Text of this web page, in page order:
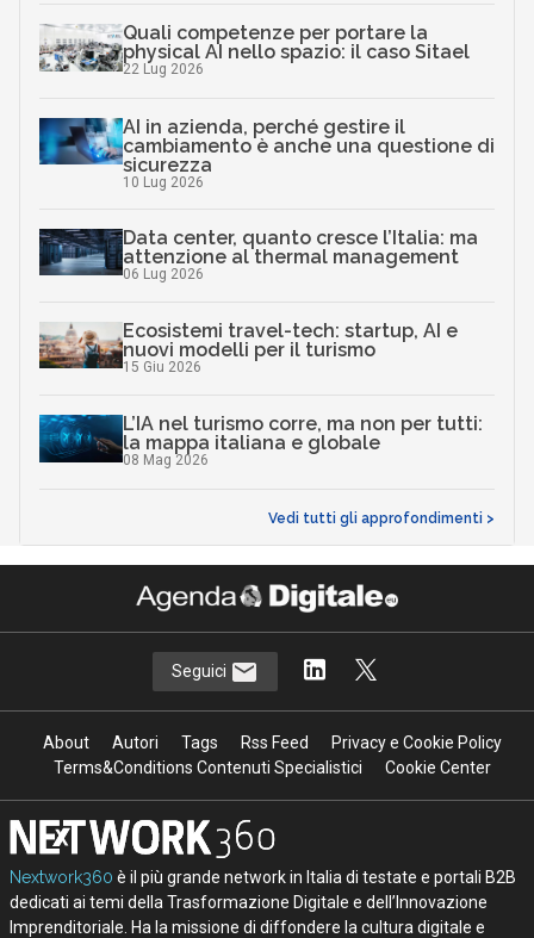
Quali competenze per portare la
physical AI nello spazio: il caso Sitael
22 Lug 2026
AI in azienda, perché gestire il
cambiamento è anche una questione di
sicurezza
10 Lug 2026
Data center, quanto cresce l’Italia: ma
attenzione al thermal management
06 Lug 2026
Ecosistemi travel-tech: startup, AI e
nuovi modelli per il turismo
15 Giu 2026
L’IA nel turismo corre, ma non per tutti:
la mappa italiana e globale
08 Mag 2026
Vedi tutti gli approfondimenti >
Seguici
About Autori Tags Rss Feed
Privacy e Cookie Policy
Terms&Conditions Contenuti Specialistici
Cookie Center
Nextwork360 è il più grande network in Italia di testate e portali B2B
dedicati ai temi della Trasformazione Digitale e dell’Innovazione
Imprenditoriale. Ha la missione di diffondere la cultura digitale e